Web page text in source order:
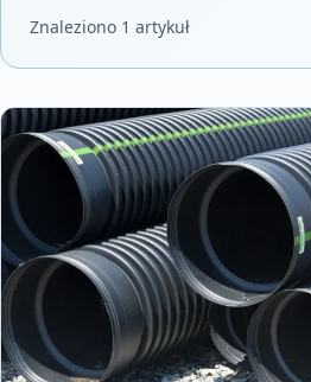
Znaleziono 1 artykuł